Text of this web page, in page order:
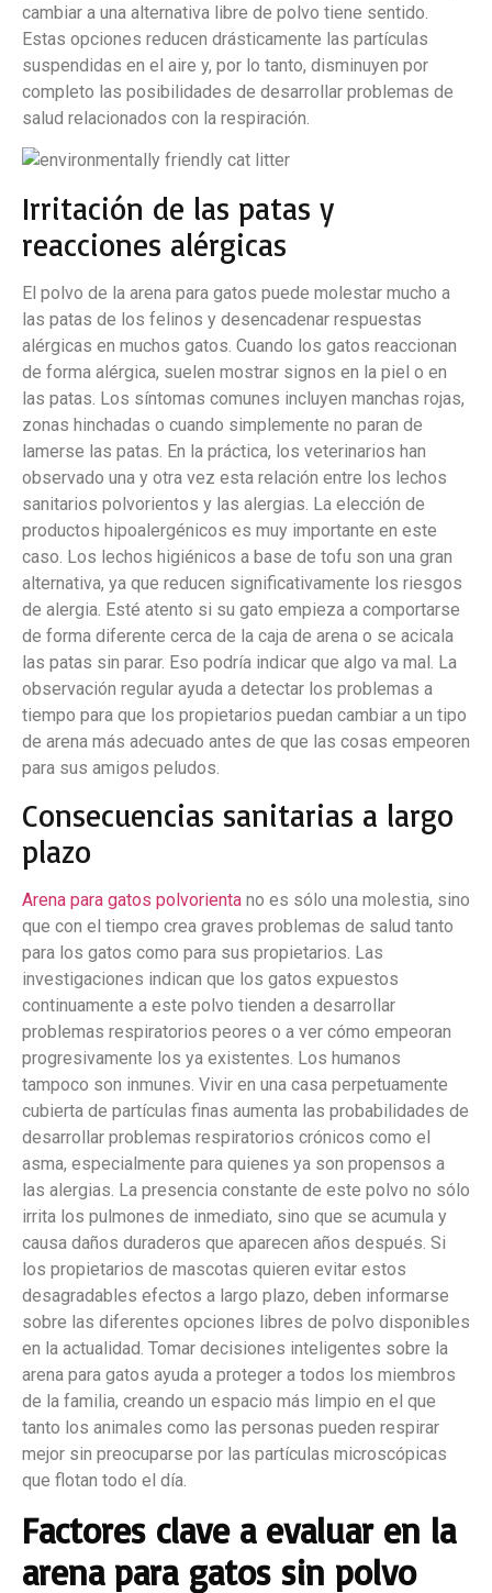
cambiar a una alternativa libre de polvo tiene sentido.
Estas opciones reducen drásticamente las partículas
suspendidas en el aire y, por lo tanto, disminuyen por
completo las posibilidades de desarrollar problemas de
salud relacionados con la respiración.
Irritación de las patas y
reacciones alérgicas
El polvo de la arena para gatos puede molestar mucho a
las patas de los felinos y desencadenar respuestas
alérgicas en muchos gatos. Cuando los gatos reaccionan
de forma alérgica, suelen mostrar signos en la piel o en
las patas. Los síntomas comunes incluyen manchas rojas,
zonas hinchadas o cuando simplemente no paran de
lamerse las patas. En la práctica, los veterinarios han
observado una y otra vez esta relación entre los lechos
sanitarios polvorientos y las alergias. La elección de
productos hipoalergénicos es muy importante en este
caso. Los lechos higiénicos a base de tofu son una gran
alternativa, ya que reducen significativamente los riesgos
de alergia. Esté atento si su gato empieza a comportarse
de forma diferente cerca de la caja de arena o se acicala
las patas sin parar. Eso podría indicar que algo va mal. La
observación regular ayuda a detectar los problemas a
tiempo para que los propietarios puedan cambiar a un tipo
de arena más adecuado antes de que las cosas empeoren
para sus amigos peludos.
Consecuencias sanitarias a largo
plazo
Arena para gatos polvorienta no es sólo una molestia, sino
que con el tiempo crea graves problemas de salud tanto
para los gatos como para sus propietarios. Las
investigaciones indican que los gatos expuestos
continuamente a este polvo tienden a desarrollar
problemas respiratorios peores o a ver cómo empeoran
progresivamente los ya existentes. Los humanos
tampoco son inmunes. Vivir en una casa perpetuamente
cubierta de partículas finas aumenta las probabilidades de
desarrollar problemas respiratorios crónicos como el
asma, especialmente para quienes ya son propensos a
las alergias. La presencia constante de este polvo no sólo
irrita los pulmones de inmediato, sino que se acumula y
causa daños duraderos que aparecen años después. Si
los propietarios de mascotas quieren evitar estos
desagradables efectos a largo plazo, deben informarse
sobre las diferentes opciones libres de polvo disponibles
en la actualidad. Tomar decisiones inteligentes sobre la
arena para gatos ayuda a proteger a todos los miembros
de la familia, creando un espacio más limpio en el que
tanto los animales como las personas pueden respirar
mejor sin preocuparse por las partículas microscópicas
que flotan todo el día.
Factores clave a evaluar en la
arena para gatos sin polvo